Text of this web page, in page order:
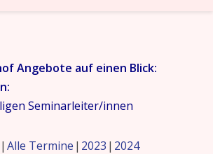
Angebote auf einen Blick:
Seminarleiter/innen
Alle Termine 2023 2024